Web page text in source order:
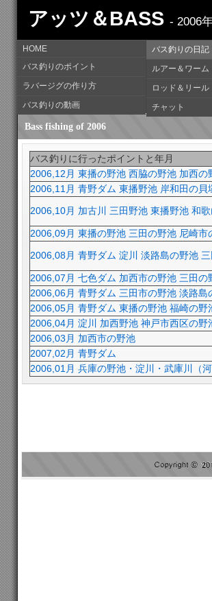
アッツ＆BASS - 2006
HOME
バス釣りのポイント
ラバージグの作り方
バス釣りの動画
バス釣りの日記
ルアー＆ワーム
ロッド＆リール
チャット
Bass fishing of 2006
バス釣りに行ったポイントと年月
2006,12月 東播の野池 西脇の野池 加西の
2006,11月 青野ダム 東播野池 岸和田の貝
2006,10月 加古川 三田野池 東播野池 和
2006,09月 東播の野池 三田の野池 尼崎市
2006,08月 青野ダム 淀川 淡路島の野池
2006,07月 七色ダム 加西市の野池 三田の
2006,06月 青野ダム 三田市の野池 淡路島
2006,05月 青野ダム 東播の野池 福崎の野
2006,04月 淀川 加西野池 神戸市西区の野
2006,03月 加西市の野池
2007,02月 青野ダム
2006,01月 兵庫の野池・淀川・武庫川（河